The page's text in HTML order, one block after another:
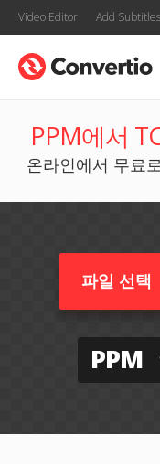
Video Editor Add
PPM에서
온라인에서 무료
파일 선택
PPM